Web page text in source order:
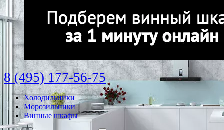
8 (495) 177-56-75
Холодильники
Морозильники
Винные шкафы